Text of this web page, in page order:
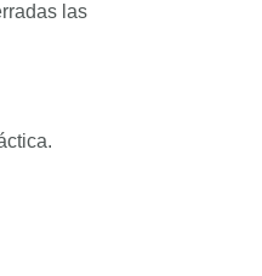
las